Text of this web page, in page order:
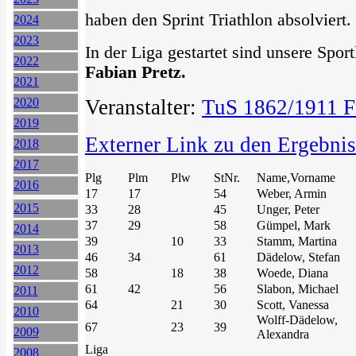
2024
2023
2022
2021
2020
2019
2018
2017
2016
2015
2014
2013
2012
2011
2010
2009
2008
haben den Sprint Triathlon absolviert.
In der Liga gestartet sind unsere
Fabian Pretz.
Veranstalter: TuS 1862/1911
Externer Link zu den
Plg Plm Plw StNr.
Name,Vorname
17
17 54
Weber, Armin
33
28 45
Unger, Peter
37
29 58
Gümpel, Mark
39
10 33
Stamm, Martina
46
34 61
Dädelow, Stefan
58
18 38
Woede, Diana
61
42 56
Slabon, Michael
64
21 30
Scott, Vanessa
67
23 39
Wolff-Dädelow,
Alexandra
Liga